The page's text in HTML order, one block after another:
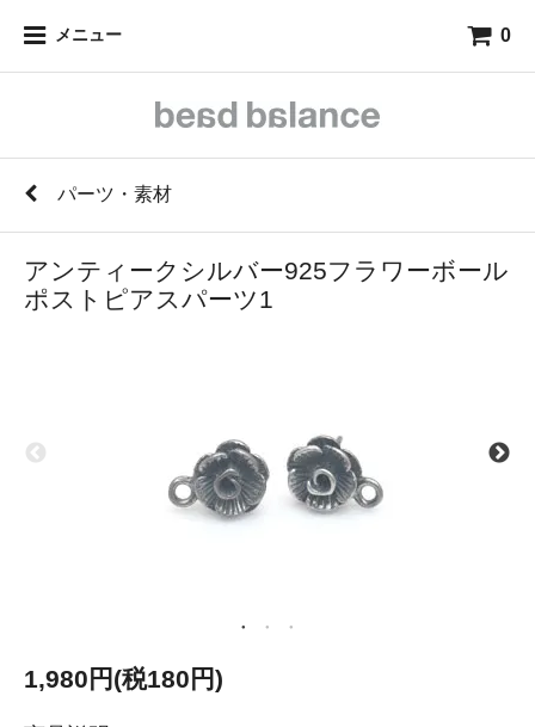
メニュー 0
パーツ・素材
アンティークシルバー925フラワーボール
ポストピアスパーツ1
1,980円(税180円)